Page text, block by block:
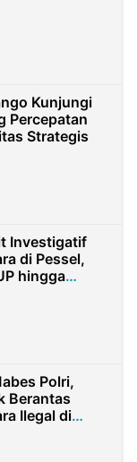
Kunjungi
Percepatan
Strategis
Investigatif
di Pessel,
hingga
Polri,
Berantas
Ilegal di